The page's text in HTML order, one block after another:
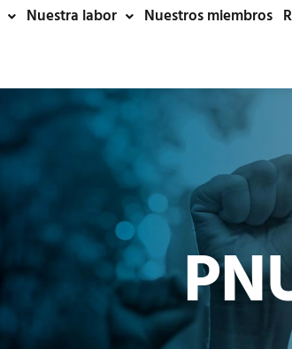
Nuestra labor Nuestros miembros